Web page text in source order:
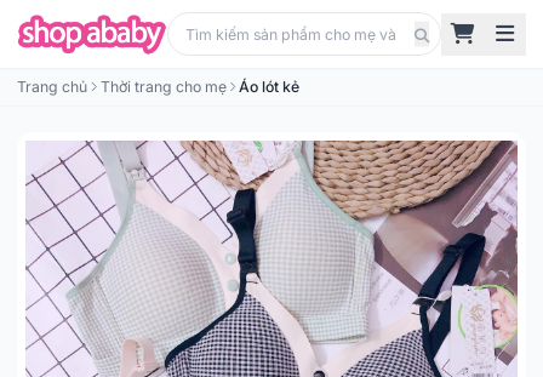
Trang chủ Thời trang cho mẹ Áo lót kẻ